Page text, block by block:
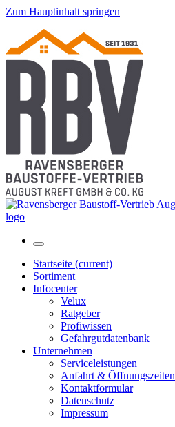
Zum Hauptinhalt springen
Startseite (current)
Sortiment
Infocenter
Velux
Ratgeber
Profiwissen
Gefahrgutdatenbank
Unternehmen
Serviceleistungen
Anfahrt & Öffnungszeiten
Kontaktformular
Datenschutz
Impressum